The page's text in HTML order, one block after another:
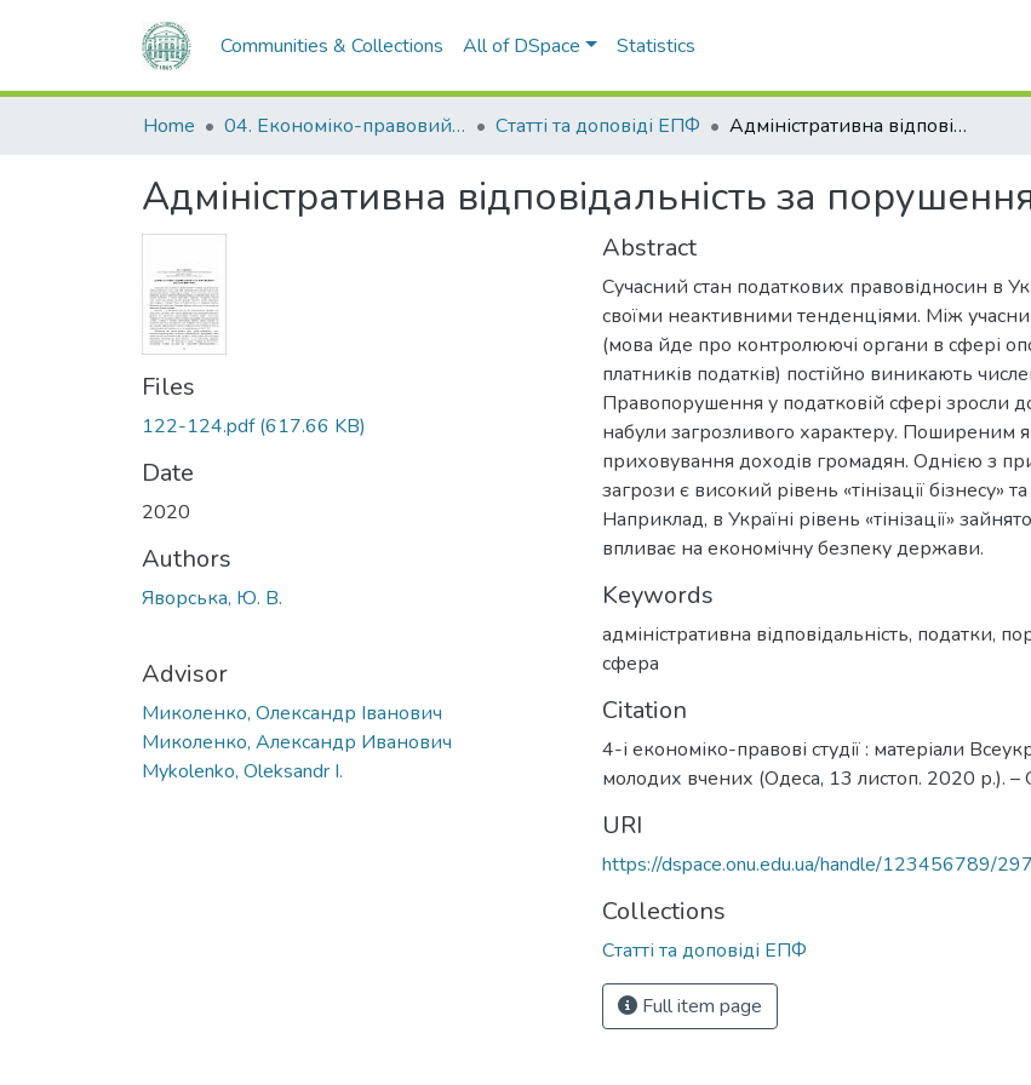
Communities & Collections All of DSpace Statistics
Home 04. Економіко-правовий факультет Статті та доповіді ЕПФ Адміністративна відповідальність за порушення у податковій сфері
Адміністративна відповідальність за
Files
122-124.pdf(617.66 KB)
Date
2020
Authors
Яворська, Ю. В.
Advisor
Миколенко, Олександр Іванович
Миколенко, Александр Иванович
Mykolenko, Oleksandr I.
Abstract
Сучасний стан податкових правовідносин в
своїми неактивними тенденціями. Між
(мова йде про контролюючі органи в сфері
платників податків) постійно виникають
Правопорушення у податковій сфері зросли
набули загрозливого характеру. Поширеним
приховування доходів громадян. Однією з
загрози є високий рівень «тінізації бізнесу» та
Наприклад, в Україні рівень «тінізації»
впливає на економічну безпеку держави.
Keywords
адміністративна відповідальність, податки,
сфера
Citation
4-і економіко-правові студії : матеріали
молодих вчених (Одеса, 13 листоп. 2020 р.). –
URI
https://dspace.onu.edu.ua/handle/123456789/
Collections
Статті та доповіді ЕПФ
Full item page